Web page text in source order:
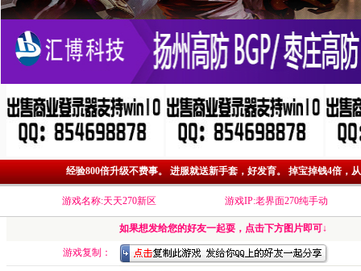
经验800倍升级不费事。 进服就送新手套，好发育。 掉宝掉钱4倍，
游戏名称:天天270新区 游戏IP:老界面270纯手动
如果想发给您的好友一起耍，点击下方图片即可↓
游戏复制：